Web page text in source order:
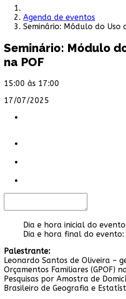
Agenda de eventos
Seminário: Módulo do Uso
Seminário: Módulo
na POF
15:00 às 17:00
17/07/2025
Dia e hora inicial do
Dia e hora final do evento:
Palestrante:
Leonardo Santos de Oliveira –
Orçamentos Familiares (GPOF)
Pesquisas por Amostra de
Brasileiro de Geografia e